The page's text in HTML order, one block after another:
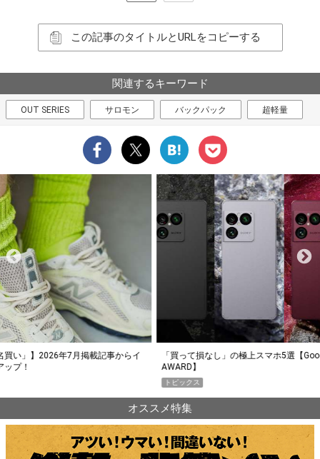
この記事のタイトルとURLをコピーする
関連するキーワード
OUT SERIES サロモン バックパック 超軽量
イ
「買って損なし」の極上スマホ5選【GoodsPress 2026上半期
薄着
オススメ特集